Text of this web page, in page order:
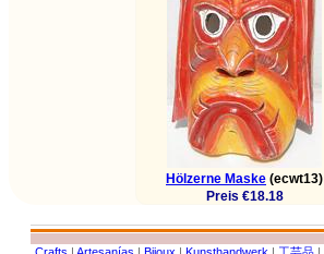
Hölzerne Maske (ecwt13)
Preis €18.18